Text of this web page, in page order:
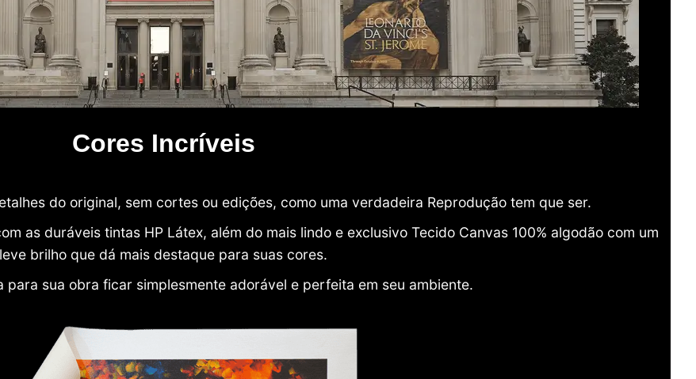
Cores Incríveis
do original, sem cortes ou edições, como uma verdadeira Reprodução tem que ser.
as duráveis tintas HP Látex, além do mais lindo e exclusivo Tecido Canvas 100% algodão com um
leve brilho que dá mais destaque para suas cores.
para sua obra ficar simplesmente adorável e perfeita em seu ambiente.